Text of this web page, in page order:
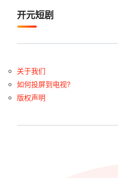
开元短剧
关于我们
如何投屏到电视?
版权声明